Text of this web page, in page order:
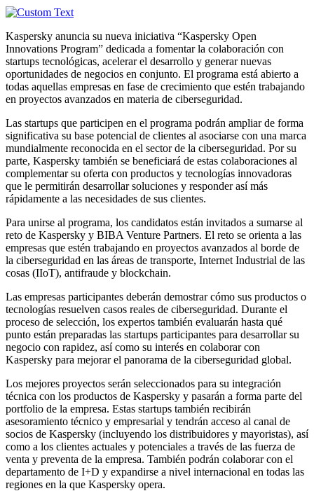
Kaspersky anuncia su nueva iniciativa “Kaspersky Open
Innovations Program” dedicada a fomentar la colaboración con
startups tecnológicas, acelerar el desarrollo y generar nuevas
oportunidades de negocios en conjunto. El programa está abierto a
todas aquellas empresas en fase de crecimiento que estén trabajando
en proyectos avanzados en materia de ciberseguridad.
Las startups que participen en el programa podrán ampliar de forma
significativa su base potencial de clientes al asociarse con una marca
mundialmente reconocida en el sector de la ciberseguridad. Por su
parte, Kaspersky también se beneficiará de estas colaboraciones al
complementar su oferta con productos y tecnologías innovadoras
que le permitirán desarrollar soluciones y responder así más
rápidamente a las necesidades de sus clientes.
Para unirse al programa, los candidatos están invitados a sumarse al
reto de Kaspersky y BIBA Venture Partners. El reto se orienta a las
empresas que estén trabajando en proyectos avanzados al borde de
la ciberseguridad en las áreas de transporte, Internet Industrial de las
cosas (IIoT), antifraude y blockchain.
Las empresas participantes deberán demostrar cómo sus productos o
tecnologías resuelven casos reales de ciberseguridad. Durante el
proceso de selección, los expertos también evaluarán hasta qué
punto están preparadas las startups participantes para desarrollar su
negocio con rapidez, así como su interés en colaborar con
Kaspersky para mejorar el panorama de la ciberseguridad global.
Los mejores proyectos serán seleccionados para su integración
técnica con los productos de Kaspersky y pasarán a forma parte del
portfolio de la empresa. Estas startups también recibirán
asesoramiento técnico y empresarial y tendrán acceso al canal de
socios de Kaspersky (incluyendo los distribuidores y mayoristas), así
como a los clientes actuales y potenciales a través de las fuerza de
venta y preventa de la empresa. También podrán colaborar con el
departamento de I+D y expandirse a nivel internacional en todas las
regiones en la que Kaspersky opera.